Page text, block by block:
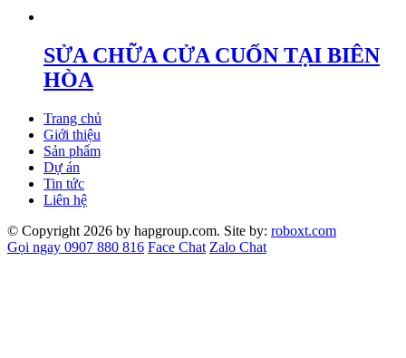
SỬA CHỮA CỬA CUỐN TẠI BIÊN
HÒA
Trang chủ
Giới thiệu
Sản phẩm
Dự án
Tin tức
Liên hệ
© Copyright 2026 by hapgroup.com. Site by: roboxt.com
Gọi ngay 0907 880 816 Face Chat Zalo Chat